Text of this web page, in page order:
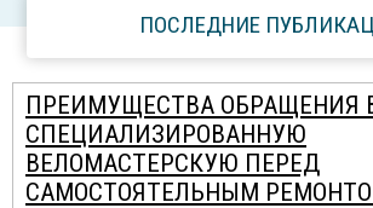
ПОСЛЕДНИЕ
ПРЕИМУЩЕСТВА ОБРАЩЕНИЯ
СПЕЦИАЛИЗИРОВАННУЮ
ВЕЛОМАСТЕРСКУЮ ПЕРЕД
САМОСТОЯТЕЛЬНЫМ